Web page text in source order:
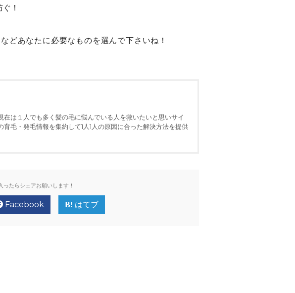
！
どあなたに必要なものを選んで下さいね！
在は１人でも多く髪の毛に悩んでいる人を救いたいと思いサイ
毛・発毛情報を集約して1人1人の原因に合った解決方法を提供
ったらシェアお願いします！
Facebook はてブ